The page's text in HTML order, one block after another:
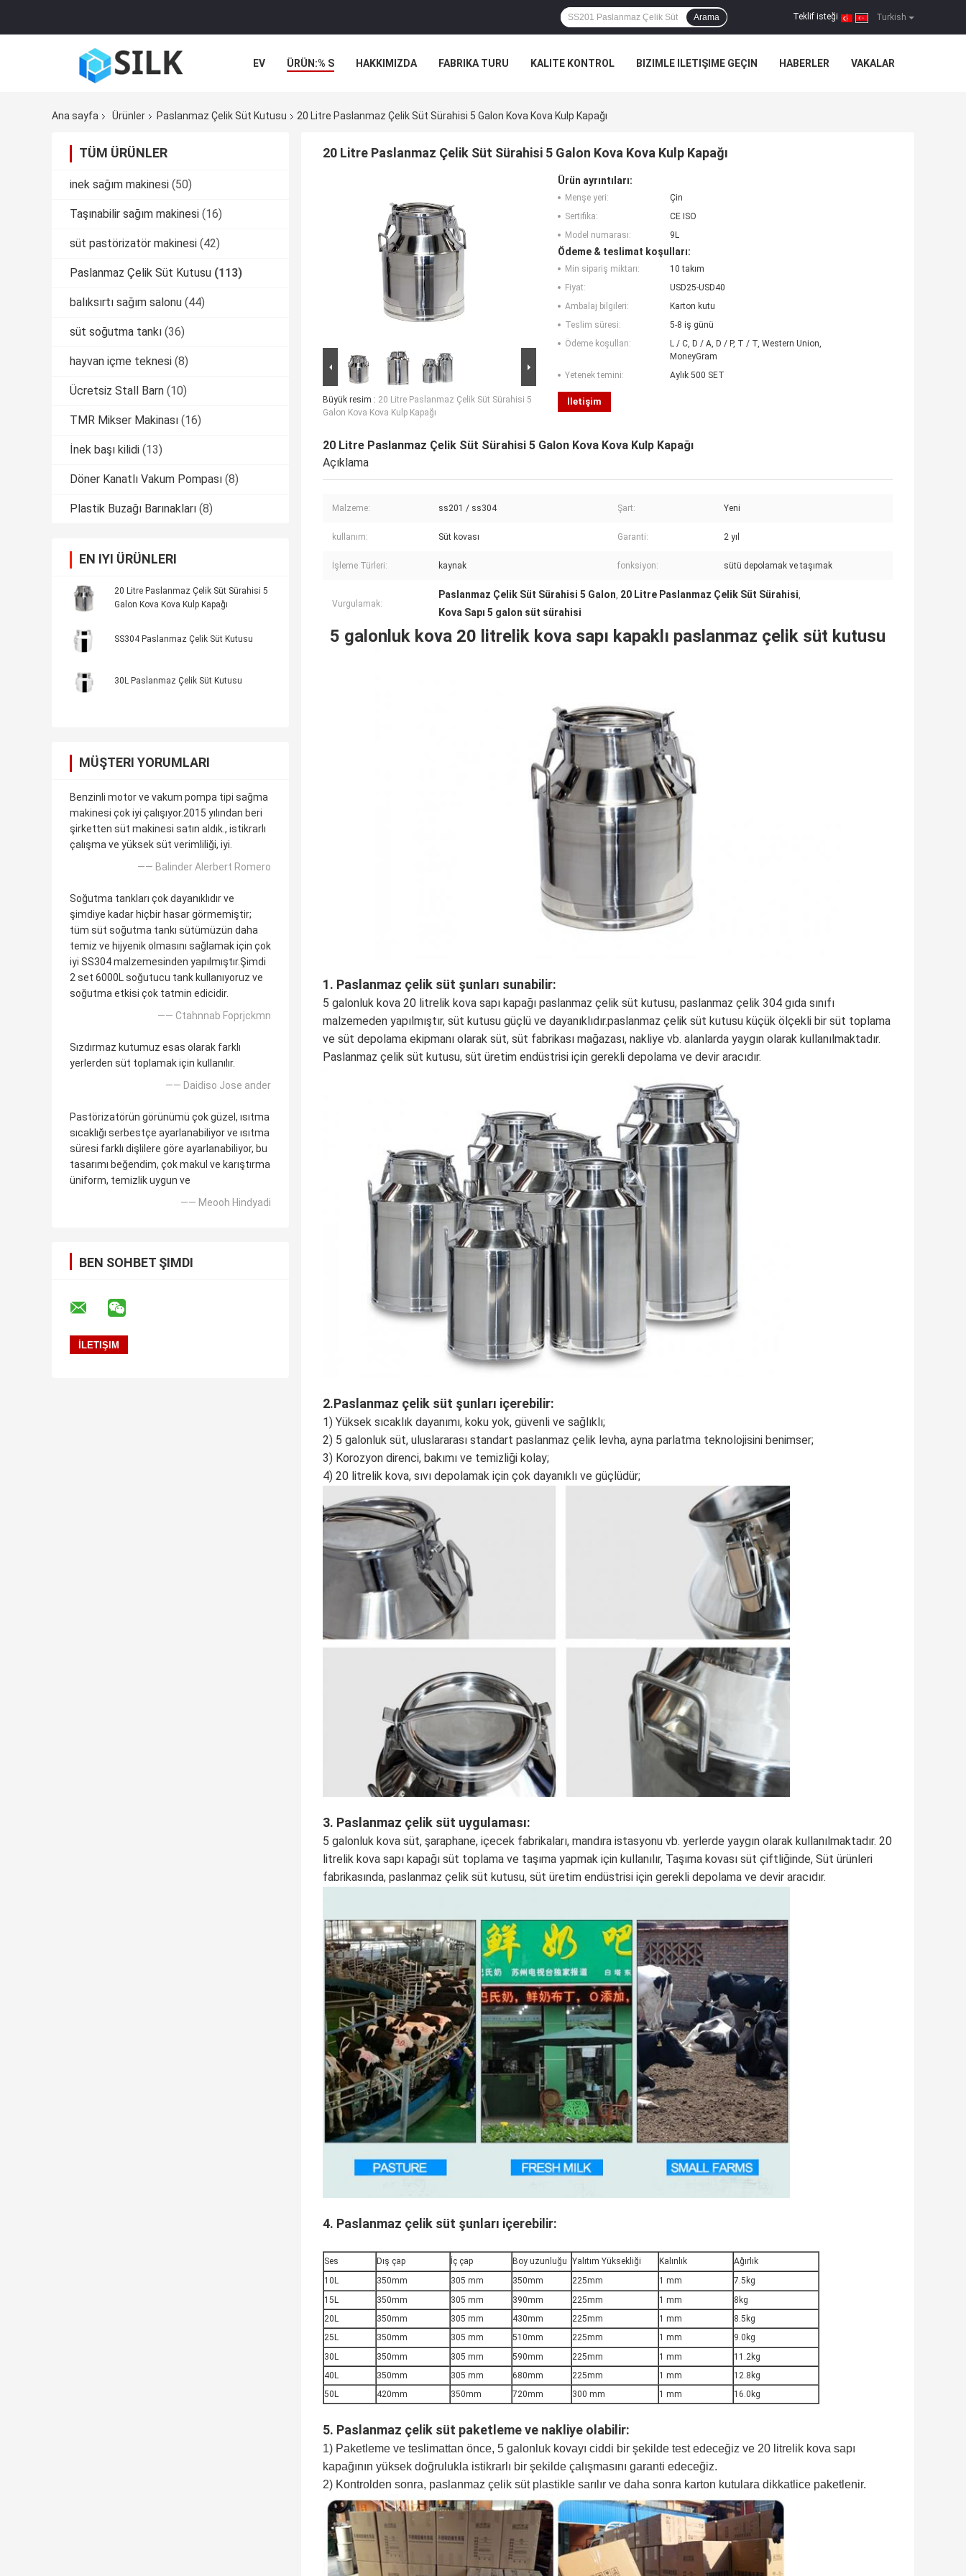
Turkish
Teklif isteği |
Arama
EV ÜRÜN:% S HAKKIMIZDA FABRIKA TURU KALITE KONTROL BIZIMLE ILETIŞIME GEÇIN HABERLER VAKALAR
Ana sayfa Ürünler Paslanmaz Çelik Süt Kutusu 20 Litre Paslanmaz Çelik Süt Sürahisi 5 Galon Kova Kova Kulp Kapağı
TÜM ÜRÜNLER
inek sağım makinesi (50)
Taşınabilir sağım makinesi (16)
süt pastörizatör makinesi (42)
Paslanmaz Çelik Süt Kutusu (113)
balıksırtı sağım salonu (44)
süt soğutma tankı (36)
hayvan içme teknesi (8)
Ücretsiz Stall Barn (10)
TMR Mikser Makinası (16)
İnek başı kilidi (13)
Döner Kanatlı Vakum Pompası (8)
Plastik Buzağı Barınakları (8)
EN IYI ÜRÜNLERI
20 Litre Paslanmaz Çelik Süt Sürahisi 5
Galon Kova Kova Kulp Kapağı
SS304 Paslanmaz Çelik Süt Kutusu
30L Paslanmaz Çelik Süt Kutusu
MÜŞTERI YORUMLARI
Benzinli motor ve vakum pompa tipi sağma
makinesi çok iyi çalışıyor.2015 yılından beri
şirketten süt makinesi satın aldık., istikrarlı
çalışma ve yüksek süt verimliliği, iyi.
—— Balinder Alerbert Romero
Soğutma tankları çok dayanıklıdır ve
şimdiye kadar hiçbir hasar görmemiştir;
tüm süt soğutma tankı sütümüzün daha
temiz ve hijyenik olmasını sağlamak için çok
iyi SS304 malzemesinden yapılmıştır.Şimdi
2 set 6000L soğutucu tank kullanıyoruz ve
soğutma etkisi çok tatmin edicidir.
—— Ctahnnab Foprjckmn
Sızdırmaz kutumuz esas olarak farklı
yerlerden süt toplamak için kullanılır.
—— Daidiso Jose ander
Pastörizatörün görünümü çok güzel, ısıtma
sıcaklığı serbestçe ayarlanabiliyor ve ısıtma
süresi farklı dişlilere göre ayarlanabiliyor, bu
tasarımı beğendim, çok makul ve karıştırma
üniform, temizlik uygun ve
—— Meooh Hindyadi
BEN SOHBET ŞIMDI
20 Litre Paslanmaz Çelik Süt Sürahisi 5 Galon Kova Kova Kulp Kapağı
Büyük resim : 20 Litre Paslanmaz Çelik Süt Sürahisi 5
Galon Kova Kova Kulp Kapağı
Ürün ayrıntıları:
Menşe yeri:
Çin
Sertifika:
CE ISO
Model numarası:
9L
Ödeme & teslimat koşulları:
Min sipariş miktarı:
10 takım
Fiyat:
USD25-USD40
Ambalaj bilgileri:
Karton kutu
Teslim süresi:
5-8 iş günü
Ödeme koşulları:
L / C, D / A, D / P, T / T, Western Union,
MoneyGram
Yetenek temini:
Aylık 500 SET
İletişim
20 Litre Paslanmaz Çelik Süt Sürahisi 5 Galon Kova Kova Kulp Kapağı
Açıklama
Malzeme: ss201 / ss304 Şart: Yeni
kullanım: Süt kovası Garanti: 2 yıl
İşleme Türleri: kaynak fonksiyon: sütü depolamak ve taşımak
Vurgulamak:
Paslanmaz Çelik Süt Sürahisi 5 Galon, 20 Litre Paslanmaz Çelik Süt Sürahisi,
Kova Sapı 5 galon süt sürahisi
5 galonluk kova 20 litrelik kova sapı kapaklı paslanmaz çelik süt kutusu
1. Paslanmaz çelik süt şunları sunabilir:
5 galonluk kova 20 litrelik kova sapı kapağı paslanmaz çelik süt kutusu, paslanmaz çelik 304 gıda sınıfı
malzemeden yapılmıştır, süt kutusu güçlü ve dayanıklıdır.paslanmaz çelik süt kutusu küçük ölçekli bir süt toplama
ve süt depolama ekipmanı olarak süt, süt fabrikası mağazası, nakliye vb. alanlarda yaygın olarak kullanılmaktadır.
Paslanmaz çelik süt kutusu, süt üretim endüstrisi için gerekli depolama ve devir aracıdır.
2.Paslanmaz çelik süt şunları içerebilir:
1) Yüksek sıcaklık dayanımı, koku yok, güvenli ve sağlıklı;
2) 5 galonluk süt, uluslararası standart paslanmaz çelik levha, ayna parlatma teknolojisini benimser;
3) Korozyon direnci, bakımı ve temizliği kolay;
4) 20 litrelik kova, sıvı depolamak için çok dayanıklı ve güçlüdür;
3. Paslanmaz çelik süt uygulaması:
5 galonluk kova süt, şaraphane, içecek fabrikaları, mandıra istasyonu vb. yerlerde yaygın olarak kullanılmaktadır. 20
litrelik kova sapı kapağı süt toplama ve taşıma yapmak için kullanılır, Taşıma kovası süt çiftliğinde, Süt ürünleri
fabrikasında, paslanmaz çelik süt kutusu, süt üretim endüstrisi için gerekli depolama ve devir aracıdır.
4. Paslanmaz çelik süt şunları içerebilir:
Ses Dış çap İç çap Boy uzunluğu Yalıtım Yüksekliği Kalınlık
Ağırlık
10L
350mm 305 mm 350mm 225mm 1 mm
7.5kg
15L
350mm 305 mm 390mm 225mm 1 mm
8kg
20L
350mm 305 mm 430mm 225mm 1 mm
8.5kg
25L
350mm 305 mm 510mm 225mm 1 mm
9.0kg
30L
350mm 305 mm 590mm 225mm 1 mm
11.2kg
40L
350mm 305 mm 680mm 225mm 1 mm
12.8kg
50L
420mm 350mm 720mm 300 mm 1 mm 16.0kg
5. Paslanmaz çelik süt paketleme ve nakliye olabilir:
1) Paketleme ve teslimattan önce, 5 galonluk kovayı ciddi bir şekilde test edeceğiz ve 20 litrelik kova sapı
kapağının yüksek doğrulukla istikrarlı bir şekilde çalışmasını garanti edeceğiz.
2) Kontrolden sonra, paslanmaz çelik süt plastikle sarılır ve daha sonra karton kutulara dikkatlice paketlenir.